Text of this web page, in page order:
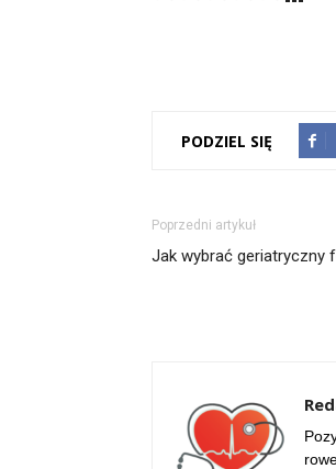
PODZIEL SIĘ
Poprzedni artykuł
Jak wybrać geriatryczny